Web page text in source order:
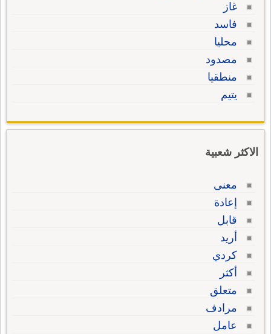
غاز
فاسد
محليا
مصدود
منطقيا
يتيم
الاكثر شعبية
معنى
إعادة
قابل
أريد
كردي
أكثر
متعلق
مرادف
عامل